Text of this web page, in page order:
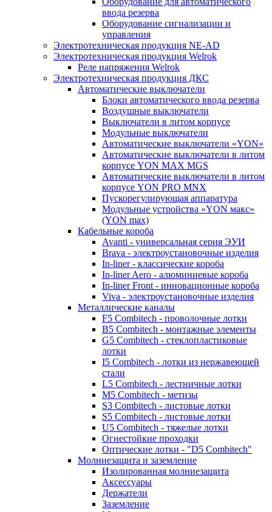
ввода резерва
Оборудование сигнализации и
управления
Электротехническая продукция NE-AD
Электротехническая продукция Welrok
Реле напряжения Welrok
Электротехническая продукция ДКС
Автоматические выключатели
Блоки автоматического ввода резерва
Воздушные выключатели
Выключатели в литом корпусе
Модульные выключатели
Автоматические выключатели «YON»
Автоматические выключатели в литом
корпусе YON MAX MGS
Автоматические выключатели в литом
корпусе YON PRO MNX
Пускорегулирующая аппаратура
Модульные устройства «YON макс»
(YON max)
Кабельные короба
Avanti - универсальная серия ЭУИ
Brava - электроустановочные изделия
In-liner - классические короба
In-liner Aero - алюминиевые короба
In-liner Front - инновационные короба
Viva - электроустановочные изделия
Металлические каналы
F5 Combitech - проволочные лотки
B5 Combitech - монтажные элементы
G5 Combitech - стеклопластиковые
лотки
I5 Combitech - лотки из нержавеющей
стали
L5 Combitech - лестничные лотки
M5 Combitech - метизы
S3 Combitech - листовые лотки
S5 Combitech - листовые лотки
U5 Combitech - тяжелые лотки
Огнестойкие проходки
Оптические лотки - "D5 Combitech"
Молниезащита и заземление
Изолированная молниезащита
Аксессуары
Держатели
Заземление